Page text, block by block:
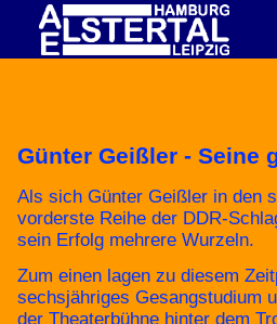
Günter Geißler - Seine
Als sich Günter Geißler in den
vorderste Reihe der DDR-
sein Erfolg mehrere Wurzeln.
Zum einen lagen zu diesem
sechsjähriges Gesangstudium
der Theaterbühne hinter dem